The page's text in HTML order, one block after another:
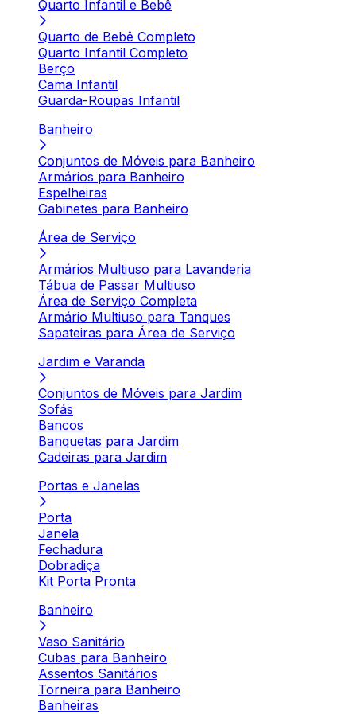
Quarto Infantil e Bebê
Quarto de Bebê Completo
Quarto Infantil Completo
Berço
Cama Infantil
Guarda-Roupas Infantil
Banheiro
Conjuntos de Móveis para Banheiro
Armários para Banheiro
Espelheiras
Gabinetes para Banheiro
Área de Serviço
Armários Multiuso para Lavanderia
Tábua de Passar Multiuso
Área de Serviço Completa
Armário Multiuso para Tanques
Sapateiras para Área de Serviço
Jardim e Varanda
Conjuntos de Móveis para Jardim
Sofás
Bancos
Banquetas para Jardim
Cadeiras para Jardim
Portas e Janelas
Porta
Janela
Fechadura
Dobradiça
Kit Porta Pronta
Banheiro
Vaso Sanitário
Cubas para Banheiro
Assentos Sanitários
Torneira para Banheiro
Banheiras